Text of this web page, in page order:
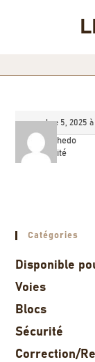
novembre 5, 2025 à
Oscarwhedo
Invité
Catégories
Disponible
Voies
Blocs
Sécurité
Correction/